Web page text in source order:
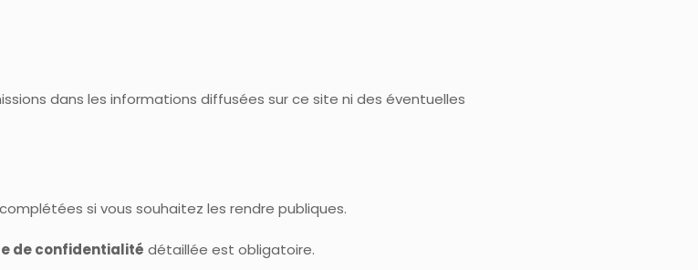
dans les informations diffusées sur ce site ni des éventuelles
si vous souhaitez les rendre publiques.
de confidentialité détaillée est obligatoire.